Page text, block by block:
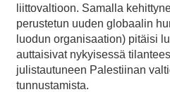
liittovaltioon. Samalla
perustetun uuden globaalin
luodun organisaation) pitäisi
auttaisivat nykyisessä
julistautuneen Palestiinan
tunnustamista.